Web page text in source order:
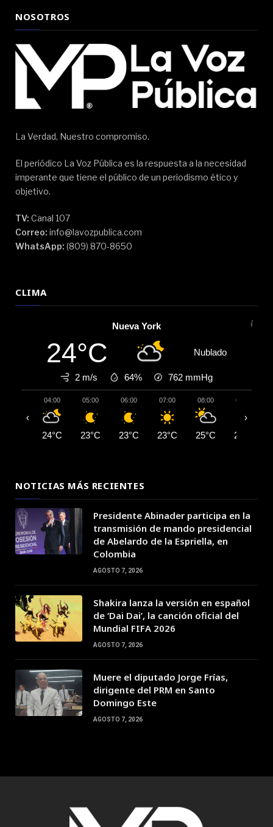
NOSOTROS
La Verdad, Nuestro compromiso.
El periódico La Voz Pública es la respuesta a la necesidad
imperante que tiene el público de un periodismo ético y
objetivo.
TV: Canal 107
Correo: info@lavozpublica.com
WhatsApp: (809) 870-8650
CLIMA
Nueva York
24°C Nublado
2 m/s 64% 762 mmHg
04:00
24°C
05:00
23°C
06:00
23°C
07:00
23°C
08:00
25°C
09:00
27°C
‹ ›
NOTICIAS MÁS RECIENTES
Presidente Abinader participa en la
transmisión de mando presidencial
de Abelardo de la Espriella, en
Colombia
AGOSTO 7, 2026
Shakira lanza la versión en español
de ‘Dai Dai’, la canción oficial del
Mundial FIFA 2026
AGOSTO 7, 2026
Muere el diputado Jorge Frías,
dirigente del PRM en Santo
Domingo Este
AGOSTO 7, 2026